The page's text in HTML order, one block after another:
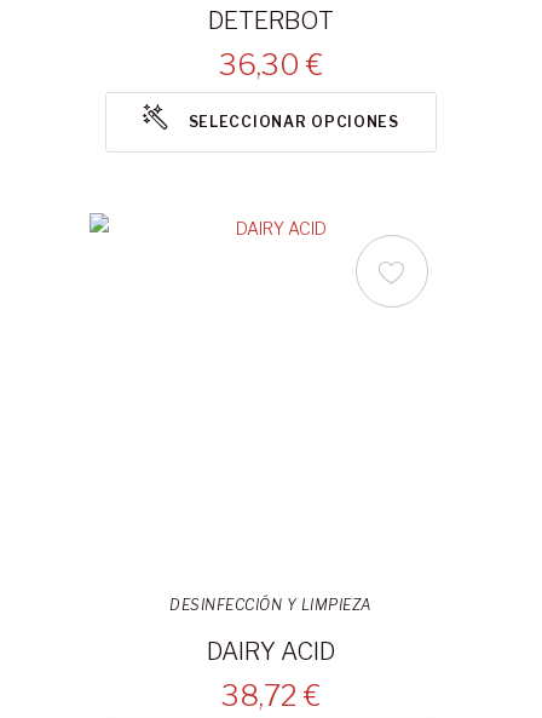
DETERBOT
36,30 €
SELECCIONAR OPCIONES
DESINFECCIÓN Y LIMPIEZA
DAIRY ACID
38,72 €